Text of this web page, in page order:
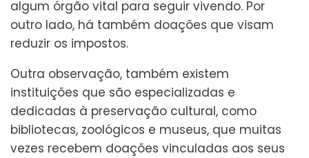
algum órgão vital para seguir vivendo. Por
outro lado, há também doações que visam
reduzir os impostos.
Outra observação, também existem
instituições que são especializadas e
dedicadas à preservação cultural, como
bibliotecas, zoológicos e museus, que muitas
vezes recebem doações vinculadas aos seus